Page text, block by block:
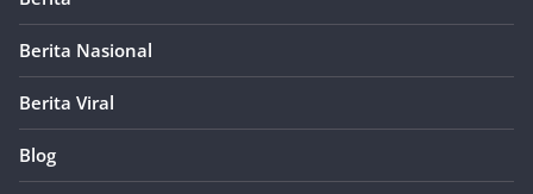
Berita Nasional
Berita Viral
Blog